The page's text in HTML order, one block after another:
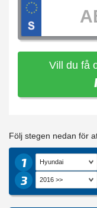
Vill du få
Följ stegen nedan för
1
3